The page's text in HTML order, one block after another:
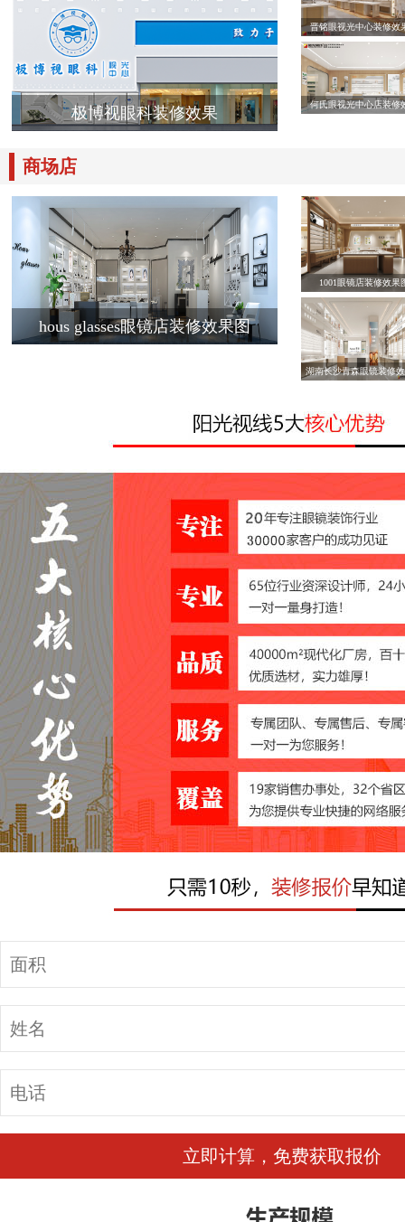
极博视眼科装修效果
晋铭眼视光中心装修效
何氏眼视光中心店装修
商场店
hous glasses眼镜店装修效果图
1001眼镜店装修效果
湖南长沙青森眼镜装修